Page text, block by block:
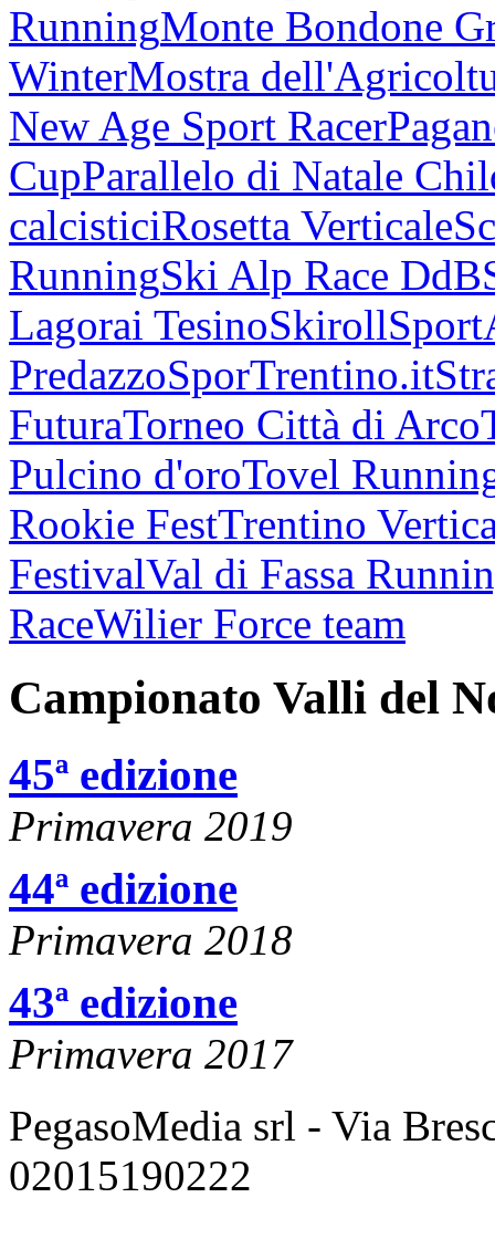
RunningMonte Bondone
WinterMostra
New Age Sport Racer
CupParallelo di Natale
calcisticiRosetta Verticale
RunningSki Alp Race DdB
Lagorai TesinoSkiroll
PredazzoSporTrentino.it
FuturaTorneo Città di Arco
Pulcino d'oroTovel
Rookie FestTrentino
FestivalVal di Fassa
RaceWilier Force team
Campionato Valli del
45ª edizione
Primavera 2019
44ª edizione
Primavera 2018
43ª edizione
Primavera 2017
PegasoMedia srl - Via
02015190222